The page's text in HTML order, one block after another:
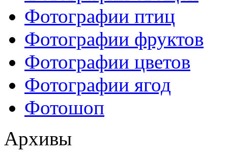
Фотографии птиц
Фотографии фруктов
Фотографии цветов
Фотографии ягод
Фотошоп
Архивы